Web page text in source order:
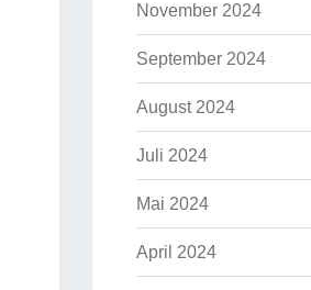
November 2024
September 2024
August 2024
Juli 2024
Mai 2024
April 2024